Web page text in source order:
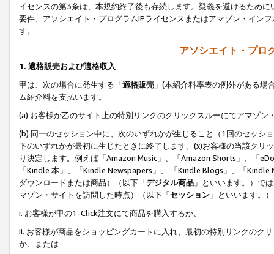
イセンスの第3条は、本規約終了後も存続します。疑義を避けるため
要件、アソシエイト・プログラムIPライセンスまたはアマゾン・イン
す。
アソシエイト・プロ
1. 適格販売および適格収入
甲は、次の場合に発生する「適格販売 」(本紹介料率表の例外がある
ム紹介料を支払います。
(a) お客様が乙のサイト上の特別リンクのクリックスルーにてアマゾン
(b) 同一のセッション中に、次のいずれかが生じること（1回のセッシ
下のいずれかが最初に生じたときに終了します。(x)お客様の当該ク
り決定します。例えば「Amazon Music」、「Amazon Shorts」、「
「Kindle 本」、「Kindle Newspapers」、 「Kindle Blogs」、「
ダウンロードまたは商品）（以下「デジタル商品 」といいます。）で
マゾン・サイトを訪問した時点）（以下「セッション 」といいます。
i. お客様が甲の1-Click注文にて商品を購入するか、
ii. お客様が商品をショッピングカートに入れ、最初の特別リンクのク
か、または